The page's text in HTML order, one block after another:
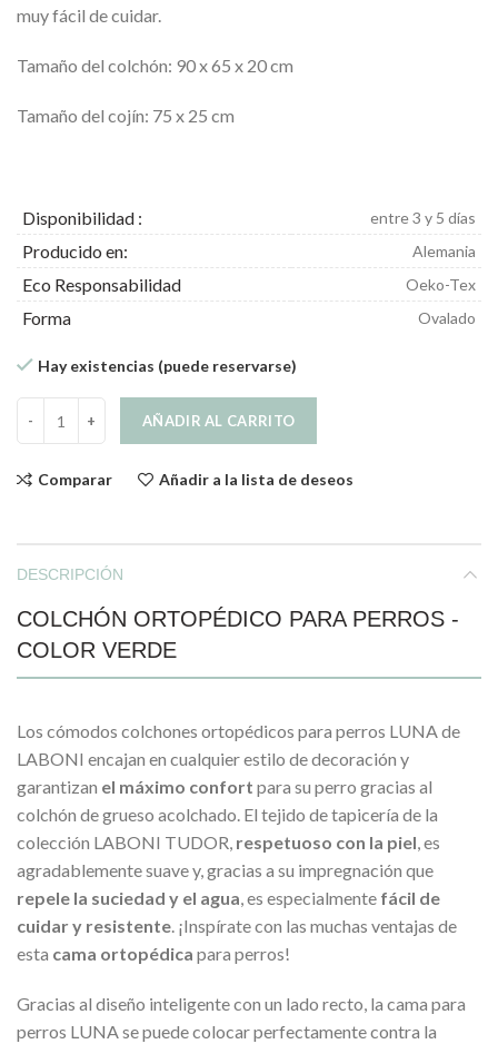
muy fácil de cuidar.
Tamaño del colchón: 90 x 65 x 20 cm
Tamaño del cojín: 75 x 25 cm
Disponibilidad : entre 3 y 5 días
Producido en: Alemania
Eco Responsabilidad Oeko-Tex
Forma Ovalado
Hay existencias (puede reservarse)
AÑADIR AL CARRITO
Comparar Añadir a la lista de deseos
DESCRIPCIÓN
COLCHÓN ORTOPÉDICO PARA PERROS -
COLOR VERDE
Los cómodos colchones ortopédicos para perros LUNA de
LABONI encajan en cualquier estilo de decoración y
garantizan el máximo confort para su perro gracias al
colchón de grueso acolchado. El tejido de tapicería de la
colección LABONI TUDOR, respetuoso con la piel, es
agradablemente suave y, gracias a su impregnación que
repele la suciedad y el agua, es especialmente fácil de
cuidar y resistente. ¡Inspírate con las muchas ventajas de
esta cama ortopédica para perros!
Gracias al diseño inteligente con un lado recto, la cama para
perros LUNA se puede colocar perfectamente contra la